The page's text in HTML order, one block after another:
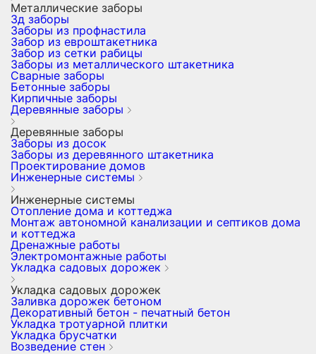
Металлические заборы
3д заборы
Заборы из профнастила
Забор из евроштакетника
Забор из сетки рабицы
Заборы из металлического штакетника
Сварные заборы
Бетонные заборы
Кирпичные заборы
Деревянные заборы
Деревянные заборы
Заборы из досок
Заборы из деревянного штакетника
Проектирование домов
Инженерные системы
Инженерные системы
Отопление дома и коттеджа
Монтаж автономной канализации и септиков дома
и коттеджа
Дренажные работы
Электромонтажные работы
Укладка садовых дорожек
Укладка садовых дорожек
Заливка дорожек бетоном
Декоративный бетон - печатный бетон
Укладка тротуарной плитки
Укладка брусчатки
Возведение стен